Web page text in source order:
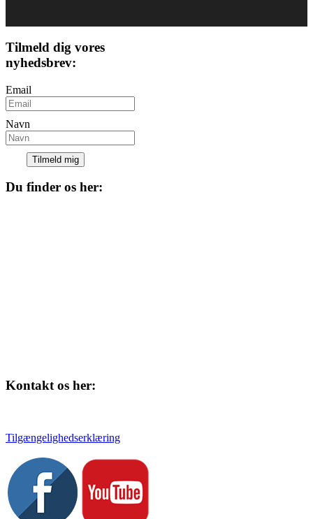
Tilmeld dig vores
nyhedsbrev:
Email
Navn
Tilmeld mig
Du finder os her:
Kontakt os her:
Tilgængelighedserklæring